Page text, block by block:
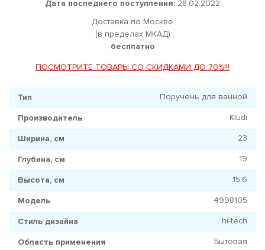
Дата последнего поступления: 28.02.2022
Доставка по Москве
(в пределах МКАД)
бесплатно
ПОСМОТРИТЕ ТОВАРЫ СО СКИДКАМИ ДО 70%!!!
Тип Поручень для ванной
Производитель Kludi
Ширина, см 23
Глубина, см 19
Высота, см 15.6
Модель 4998105
Стиль дизайна hi-tech
Область применения Бытовая